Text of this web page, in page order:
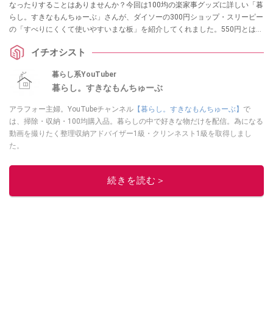
なったりすることはありませんか？今回は100均の楽家事グッズに詳しい「暮
らし。すきなもんちゅーぶ」さんが、ダイソーの300円ショップ・スリーピー
の「すべりにくくて使いやすいまな板」を紹介してくれました。550円とは思
満載。新生活のキッチンに揃えたい名品です！
イチオシスト
暮らし系YouTuber
暮らし。すきなもんちゅーぶ
アラフォー主婦。YouTubeチャンネル 【暮らし。すきなもんちゅーぶ】 で
は、掃除・収納・100均購入品。暮らしの中で好きな物だけを配信。為になる
動画を撮りたく整理収納アドバイザー1級・クリンネスト1級を取得しまし
た。
このイチオシストの他の記事を読む
続きを読む＞